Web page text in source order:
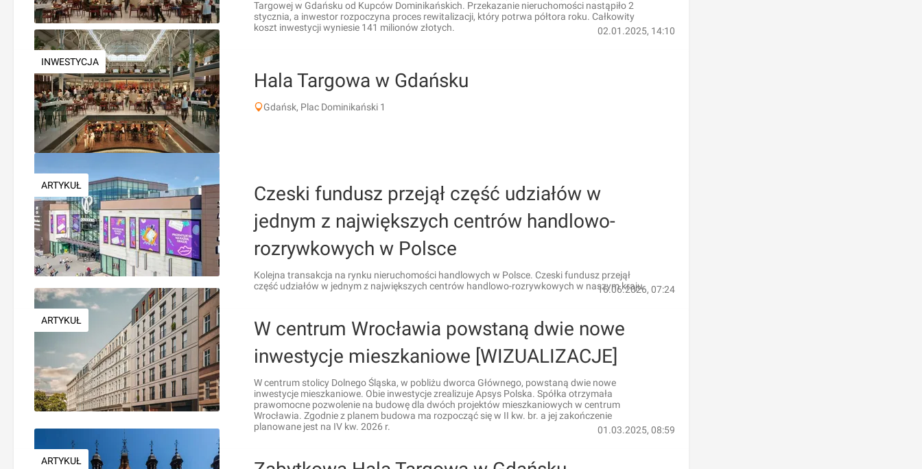
Targowej w Gdańsku od Kupców Dominikańskich. Przekazanie nieruchomości nastąpiło 2
stycznia, a inwestor rozpoczyna proces rewitalizacji, który potrwa półtora roku. Całkowity
koszt inwestycji wyniesie 141 milionów złotych.
02.01.2025, 14:10
INWESTYCJA
Hala Targowa w Gdańsku
Gdańsk, Plac Dominikański 1
ARTYKUŁ
Czeski fundusz przejął część udziałów w
jednym z największych centrów handlowo-
rozrywkowych w Polsce
Kolejna transakcja na rynku nieruchomości handlowych w Polsce. Czeski fundusz przejął
część udziałów w jednym z największych centrów handlowo-rozrywkowych w naszym kraju.
16.06.2026, 07:24
ARTYKUŁ
W centrum Wrocławia powstaną dwie nowe
inwestycje mieszkaniowe [WIZUALIZACJE]
W centrum stolicy Dolnego Śląska, w pobliżu dworca Głównego, powstaną dwie nowe
inwestycje mieszkaniowe. Obie inwestycje zrealizuje Apsys Polska. Spółka otrzymała
prawomocne pozwolenie na budowę dla dwóch projektów mieszkaniowych w centrum
Wrocławia. Zgodnie z planem budowa ma rozpocząć się w II kw. br. a jej zakończenie
planowane jest na IV kw. 2026 r.
01.03.2025, 08:59
ARTYKUŁ